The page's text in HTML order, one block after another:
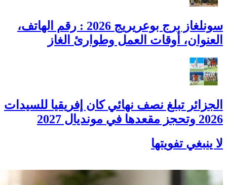
سونلغاز برج بوعريريج 2026 : رقم الهاتف،
العنوان، أوقات العمل وطوارئ الغاز
الجزائر تبلغ نصف نهائي كان إفريقيا للسيدات
2026 وتحجز مقعدها في مونديال 2027
لا ينبغي تفويتها